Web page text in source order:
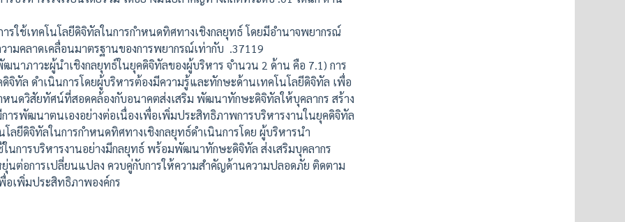
รใช้เทคโนโลยีดิจิทัลในการกำหนดทิศทางเชิงกลยุทธ์ โดยมีอำนาจพยากรณ์
ามคลาดเคลื่อนมาตรฐานของการพยากรณ์เท่ากับ .37119
าวะผู้นำเชิงกลยุทธ์ในยุคดิจิทัลของผู้บริหาร จำนวน 2 ด้าน คือ 7.1) การ
จิทัล ดำเนินการโดยผู้บริหารต้องมีความรู้และทักษะด้านเทคโนโลยีดิจิทัล เพื่อ
หนดวิสัยทัศน์ที่สอดคล้องกับอนาคตส่งเสริม พัฒนาทักษะดิจิทัลให้บุคลากร สร้าง
การพัฒนาตนเองอย่างต่อเนื่องเพื่อเพิ่มประสิทธิภาพการบริหารงานในยุคดิจิทัล
โลยีดิจิทัลในการกำหนดทิศทางเชิงกลยุทธ์ดำเนินการโดย ผู้บริหารนำ
ในการบริหารงานอย่างมีกลยุทธ์ พร้อมพัฒนาทักษะดิจิทัล ส่งเสริมบุคลากร
นต่อการเปลี่ยนแปลง ควบคู่กับการให้ความสำคัญด้านความปลอดภัย ติดตาม
อเพิ่มประสิทธิภาพองค์กร